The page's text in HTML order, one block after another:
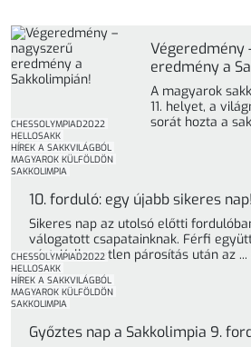
Végeredmény
eredmény a
A magyarok
11. helyet, a
sorát hozta a
CHESSOLYMPIAD2022
HELLOSAKK
HÍREK A SAKKVILÁGBÓL
MAGYAROK KÜLFÖLDÖN
SAKKOLIMPIA
10. forduló: egy újabb sikeres nap!
Sikeres nap az utolsó előtti
válogatott csapatainknak. Férfi
várt. Kellemetlen
CHESSOLYMPIAD2022
HELLOSAKK
HÍREK A SAKKVILÁGBÓL
MAGYAROK KÜLFÖLDÖN
SAKKOLIMPIA
Győztes nap a Sakkolimpia 9.